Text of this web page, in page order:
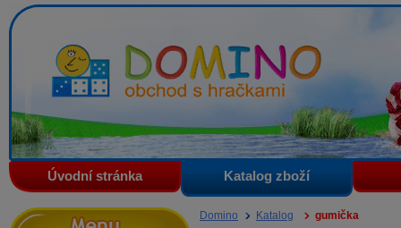
Domino - obchod s hračkami
Úvodní stránka Katalog zboží
Domino Katalog gumička
Menu